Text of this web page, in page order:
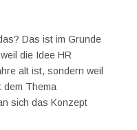
Das ist im Grunde
die Idee HR
alt ist, sondern weil
dem Thema
sich das Konzept